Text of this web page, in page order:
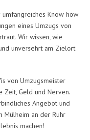
Know-how
eines Umzugs von
Wir wissen, wie
unversehrt am Zielort
von Umzugsmeister
Zeit, Geld und Nerven.
Angebot und
Mülheim an der Ruhr
machen!